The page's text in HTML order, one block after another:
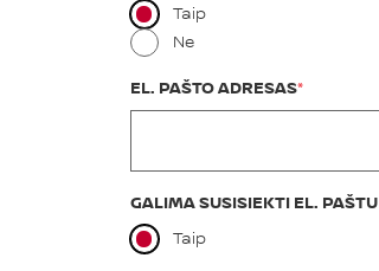
Taip
Ne
EL. PAŠTO ADRESAS
GALIMA SUSISIEKTI EL. PAŠTU
Taip